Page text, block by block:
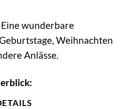
Eine wunderbare
Weihnachten
Anlässe.